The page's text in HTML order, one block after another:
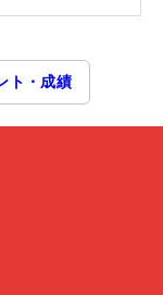
ト・成績